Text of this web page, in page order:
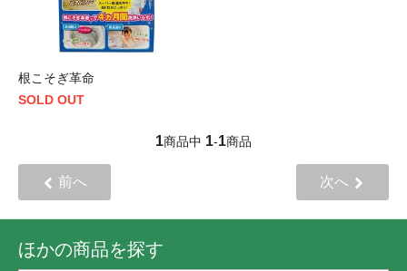
根こそぎ革命
SOLD OUT
1商品中 1-1商品
前へ 次へ
ほかの商品を探す